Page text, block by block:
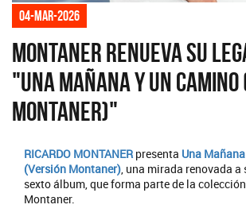
04-mar-2026
Montaner renueva su
"Una mañana y un
Montaner)"
RICARDO MONTANER presenta Una
(Versión Montaner) , una mirada renovada
sexto álbum, que forma parte de la
Montaner.